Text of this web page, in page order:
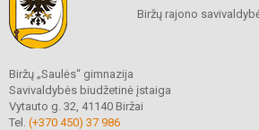
Biržų rajono
Biržų „Saulės“ gimnazija
Savivaldybės biudžetinė įstaiga
Vytauto g. 32, 41140 Biržai
Tel. (+370 450) 37 986